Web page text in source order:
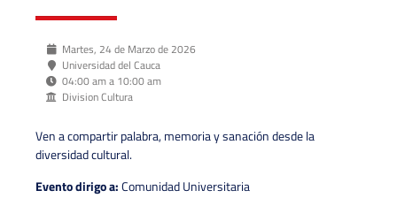
Martes, 24 de Marzo de 2026
Universidad del Cauca
04:00 am a 10:00 am
Division Cultura
Ven a compartir palabra, memoria y sanación desde la
diversidad cultural.
Evento dirigo a:Comunidad Universitaria